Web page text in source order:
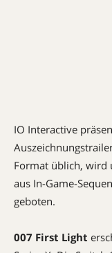
IO Interactive
Format üblich, wird
aus In-Game-
geboten.
007 First Light